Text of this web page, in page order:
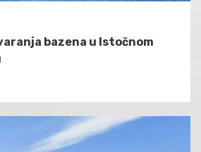
bazena u Istočnom